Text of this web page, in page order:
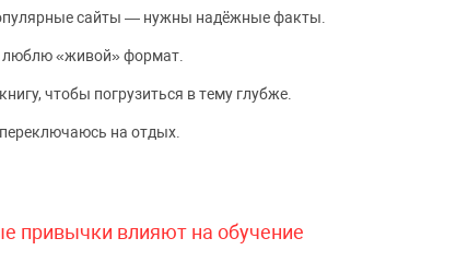
сайты — нужны надёжные факты.
люблю «живой» формат.
чтобы погрузиться в тему глубже.
на отдых.
привычки влияют на обучение